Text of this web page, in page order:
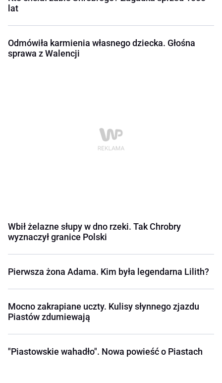
lat
Odmówiła karmienia własnego dziecka. Głośna
sprawa z Walencji
Wbił żelazne słupy w dno rzeki. Tak Chrobry
wyznaczył granice Polski
Pierwsza żona Adama. Kim była legendarna Lilith?
Mocno zakrapiane uczty. Kulisy słynnego zjazdu
Piastów zdumiewają
"Piastowskie wahadło". Nowa powieść o Piastach